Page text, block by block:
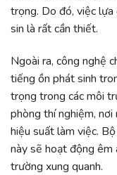
trọng. Do đó, việc
sin là rất cần thiết.
Ngoài ra, công nghệ
tiếng ồn phát sinh
trọng trong các môi
phòng thí nghiệm,
hiệu suất làm việc.
này sẽ hoạt động êm
trường xung quanh.